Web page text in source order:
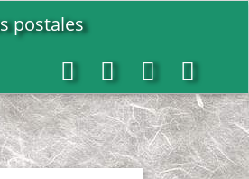
postales
Rechercher
Options
d’affichage
RSS
Feed